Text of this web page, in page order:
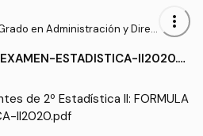
en Administración y Direc
more_vert
ESTADISTICA-II2020.p
de 2º Estadística II: FORMULA
II2020.pdf